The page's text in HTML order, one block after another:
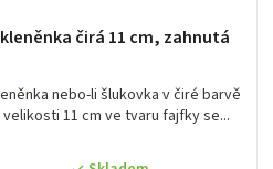
čirá 11 cm, zahnutá
nebo-li šlukovka v čiré barvě
11 cm ve tvaru fajfky se...